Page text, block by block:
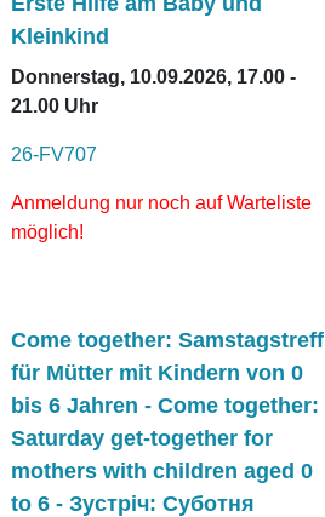
Kleinkind
Donnerstag, 10.09.2026, 17.00 -
21.00 Uhr
26-FV707
Anmeldung nur noch auf Warteliste
möglich!
Come together: Samstagstreff
für Mütter mit Kindern von 0
bis 6 Jahren - Come together:
Saturday get-together for
mothers with children aged 0
to 6 - Зустріч: Суботня